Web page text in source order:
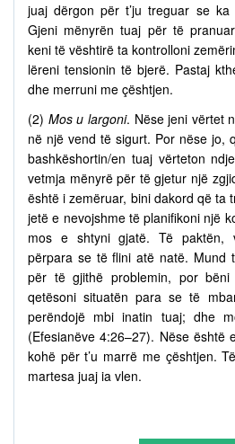
juaj dërgon për t’ju treguar se
Gjeni mënyrën tuaj për të
keni të vështirë ta kontrolloni
lëreni tensionin të bjerë. Pastaj
dhe merruni me çështjen.
(2) Mos u largoni. Nëse jeni vërtet
në një vend të sigurt. Por nëse jo,
bashkëshortin/en tuaj vërteton
vetmja mënyrë për të gjetur një
është i zemëruar, bini dakord që ta
jetë e nevojshme të planifikoni një
mos e shtyni gjatë. Të paktën,
përpara se të flini atë natë. Mund
për të gjithë problemin, por
qetësoni situatën para se të
perëndojë mbi inatin tuaj; dhe
(Efesianëve 4:26–27). Nëse është
kohë për t’u marrë me çështjen.
martesa juaj ia vlen.